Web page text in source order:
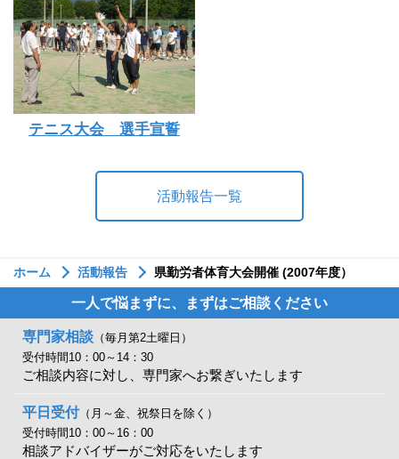
テニス大会 選手宣誓
活動報告一覧
ホーム 活動報告 県勤労者体育大会開催 (2007年度）
一人で悩まずに、まずはご相談ください
専門家相談 （毎月第2土曜日）
受付時間10：00～14：30
ご相談内容に対し、専門家へお繋ぎいたします
平日受付（月～金、祝祭日を除く）
受付時間10：00～16：00
相談アドバイザーがご対応をいたします